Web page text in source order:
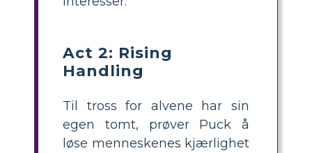
Act 2: Rising
Handling
Til tross for alvene har sin
egen tomt, prøver Puck å
løse menneskenes kjærlighet